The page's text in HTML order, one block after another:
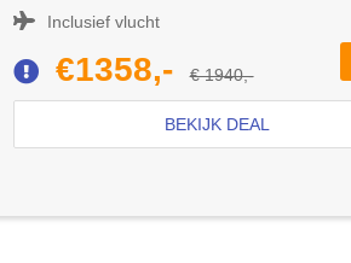
Inclusief vlucht
€1358,- € 1940,-
BEKIJK DEAL